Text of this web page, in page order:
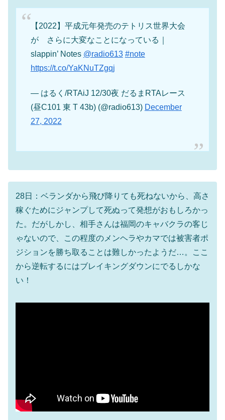
【2022】平成元年発売のテトリス世界大会
が さらに大変なことになっている｜
slappin’ Notes @radio613 #note
https://t.co/YaKNuTZgqj
— はるく/RTAiJ 12/30夜 だるまRTAレース
(昼C101 東 T 43b) (@radio613) December
27, 2022
28日：ベランダから飛び降りても死ねないから、高さ
稼ぐためにジャンプして死ぬって発想がおもしろかっ
た。だがしかし、相手さんは福岡のキャバクラの客じ
ゃないので、この程度のメンヘラやカマでは被害者ポ
ジションを勝ち取ることは難しかったようだ…。ここ
から逆転するにはブレイキングダウンにでるしかな
い！